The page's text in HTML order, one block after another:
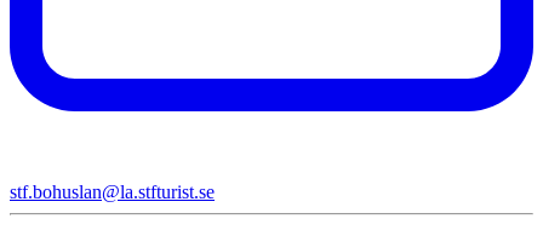
stf.bohuslan@la.stfturist.se